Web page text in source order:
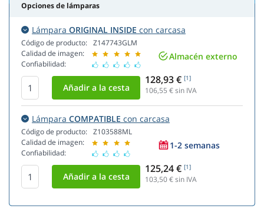
Opciones de lámparas
Lámpara ORIGINAL INSIDE con carcasa
Código de producto:
Calidad de imagen:
Confiabilidad:
Z147743GLM
Almacén externo
128,93 € [1]
106,55 € sin IVA
Lámpara COMPATIBLE con carcasa
Código de producto:
Calidad de imagen:
Confiabilidad:
Z103588ML
1-2 semanas
125,24 € [1]
103,50€ sin IVA